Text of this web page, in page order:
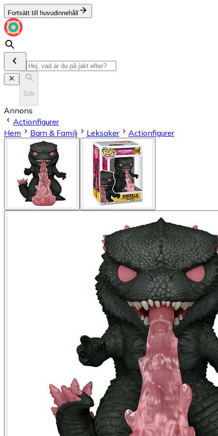
Fortsätt till huvudinnehåll
Sök
Annons
Actionfigurer
Hem
Barn & Familj Leksaker Actionfigurer